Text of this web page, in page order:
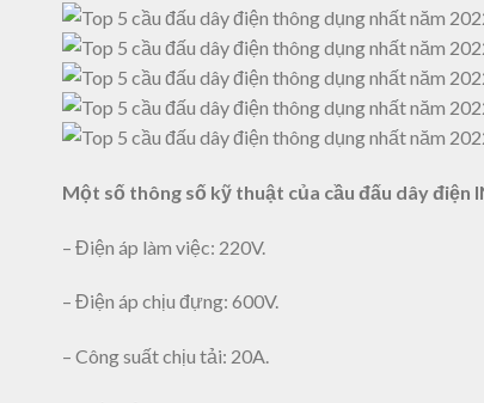
Một số thông số kỹ thuật của cầu đấu dây điện
– Điện áp làm việc: 220V.
– Điện áp chịu đựng: 600V.
– Công suất chịu tải: 20A.